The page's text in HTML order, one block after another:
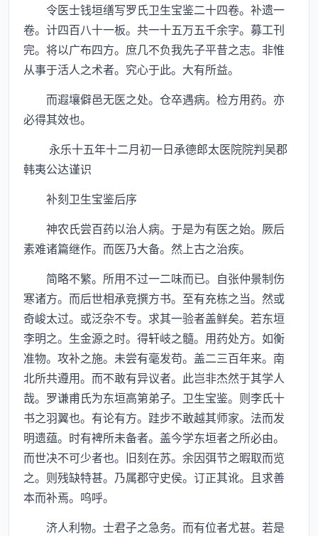
令医士钱垣缮写罗氏卫生宝鉴二十四卷。补遗一
卷。计四百八十一板。共一十五万五千余字。募工刊
完。将以广布四方。庶几不负我先子平昔之志。非惟
从事于活人之术者。究心于此。大有所益。
而遐壤僻邑无医之处。仓卒遇病。检方用药。亦
必得其效也。
永乐十五年十二月初一日承德郎太医院院判吴郡
韩夷公达谨识
补刻卫生宝鉴后序
神农氏尝百药以治人病。于是为有医之始。厥后
素难诸篇继作。而医乃大备。然上古之治疾。
简略不繁。所用不过一二味而已。自张仲景制伤
寒诸方。而后世相承竞撰方书。至有充栋之当。然或
奇峻太过。或泛杂不专。求其一验者盖鲜矣。若东垣
李明之。生金源之时。得轩岐之髓。用药处方。如衡
准物。攻补之施。未尝有毫发苟。盖二三百年来。南
北所共遵用。而不敢有异议者。此岂非杰然于其学人
哉。罗谦甫氏为东垣高第弟子。卫生宝鉴。则李氏十
书之羽翼也。有论有方。跬步不敢越其师家。法而发
明遗蕴。时有裨所未备者。盖今学东垣者之所必由。
而世决不可少者也。旧刻在苏。余因弭节之暇取而览
之。则残缺特甚。乃属郡守史侯。订正其讹。且求善
本而补焉。呜呼。
济人利物。士君子之急务。而有位者尤甚。若是